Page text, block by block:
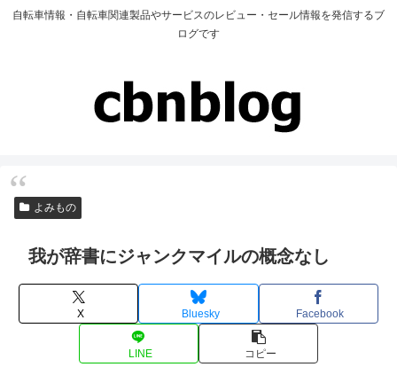
自転車情報・自転車関連製品やサービスのレビュー・セール情報を発信するブ
ログです
よみもの
我が辞書にジャンクマイルの概念なし
X Bluesky Facebook
LINE コピー